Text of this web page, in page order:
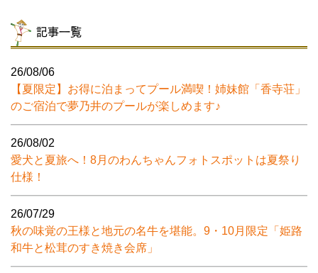
記事一覧
26/08/06
【夏限定】お得に泊まってプール満喫！姉妹館「香寺荘」
のご宿泊で夢乃井のプールが楽しめます♪
26/08/02
愛犬と夏旅へ！8月のわんちゃんフォトスポットは夏祭り
仕様！
26/07/29
秋の味覚の王様と地元の名牛を堪能。9・10月限定「姫路
和牛と松茸のすき焼き会席」